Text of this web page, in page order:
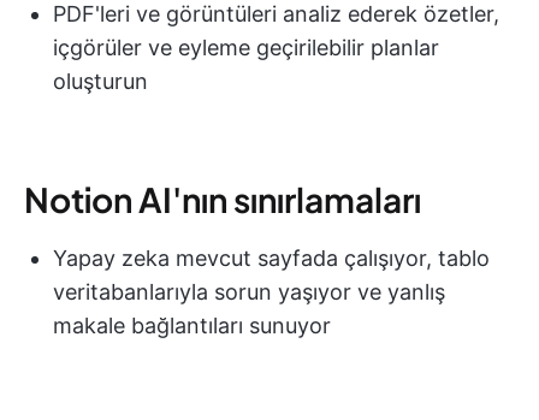
PDF'leri ve görüntüleri analiz ederek özetler,
içgörüler ve eyleme geçirilebilir planlar
oluşturun
Notion AI'nın sınırlamaları
Yapay zeka mevcut sayfada çalışıyor, tablo
veritabanlarıyla sorun yaşıyor ve yanlış
makale bağlantıları sunuyor